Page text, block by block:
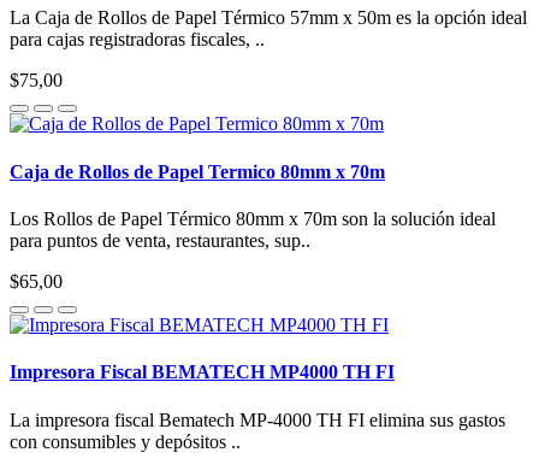
La Caja de Rollos de Papel Térmico 57mm x 50m es la opción ideal
para cajas registradoras fiscales, ..
$75,00
Caja de Rollos de Papel Termico 80mm x 70m
Los Rollos de Papel Térmico 80mm x 70m son la solución ideal
para puntos de venta, restaurantes, sup..
$65,00
Impresora Fiscal BEMATECH MP4000 TH FI
La impresora fiscal Bematech MP-4000 TH FI elimina sus gastos
con consumibles y depósitos ..